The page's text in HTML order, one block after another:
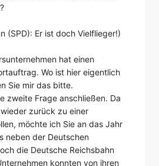
(SPD): Er ist doch Vielflieger!)
hat einen
Wo ist hier eigentlich
Sie mir das bitte.
zweite Frage anschließen. Da
zurück zu einer
möchte ich Sie an das Jahr
neben der Deutschen
die Deutsche Reichsbahn
konnten von ihren